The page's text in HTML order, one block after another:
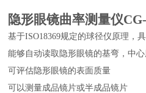
隐形眼镜曲率测量仪
基于ISO18369规定的球径仪原理，
能够自动读取隐形眼镜的基弯，中
可评估隐形眼镜的表面质量
可以测量成品镜片或半成品镜片